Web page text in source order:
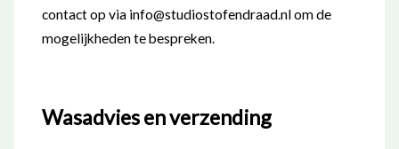
contact op via info@studiostofendraad.nl om de
mogelijkheden te bespreken.
Wasadvies en verzending